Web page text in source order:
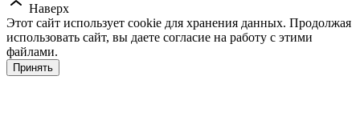
Наверх
Этот сайт использует cookie для хранения данных. Продолжая
использовать сайт, вы даете согласие на работу с этими
файлами.
Принять